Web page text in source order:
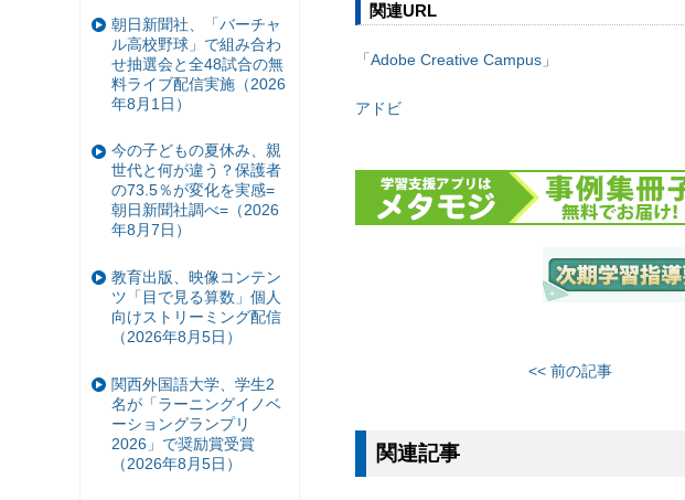
関連URL
「Adobe Creative Campus」
アドビ
<< 前の記事
関連記事
朝日新聞社、「バーチャ
ル高校野球」で組み合わ
せ抽選会と全48試合の無
料ライブ配信実施（2026
年8月1日）
今の子どもの夏休み、親
世代と何が違う？保護者
の73.5％が変化を実感=
朝日新聞社調べ=（2026
年8月7日）
教育出版、映像コンテン
ツ「目で見る算数」個人
向けストリーミング配信
（2026年8月5日）
関西外国語大学、学生2
名が「ラーニングイノベ
ーショングランプリ
2026」で奨励賞受賞
（2026年8月5日）